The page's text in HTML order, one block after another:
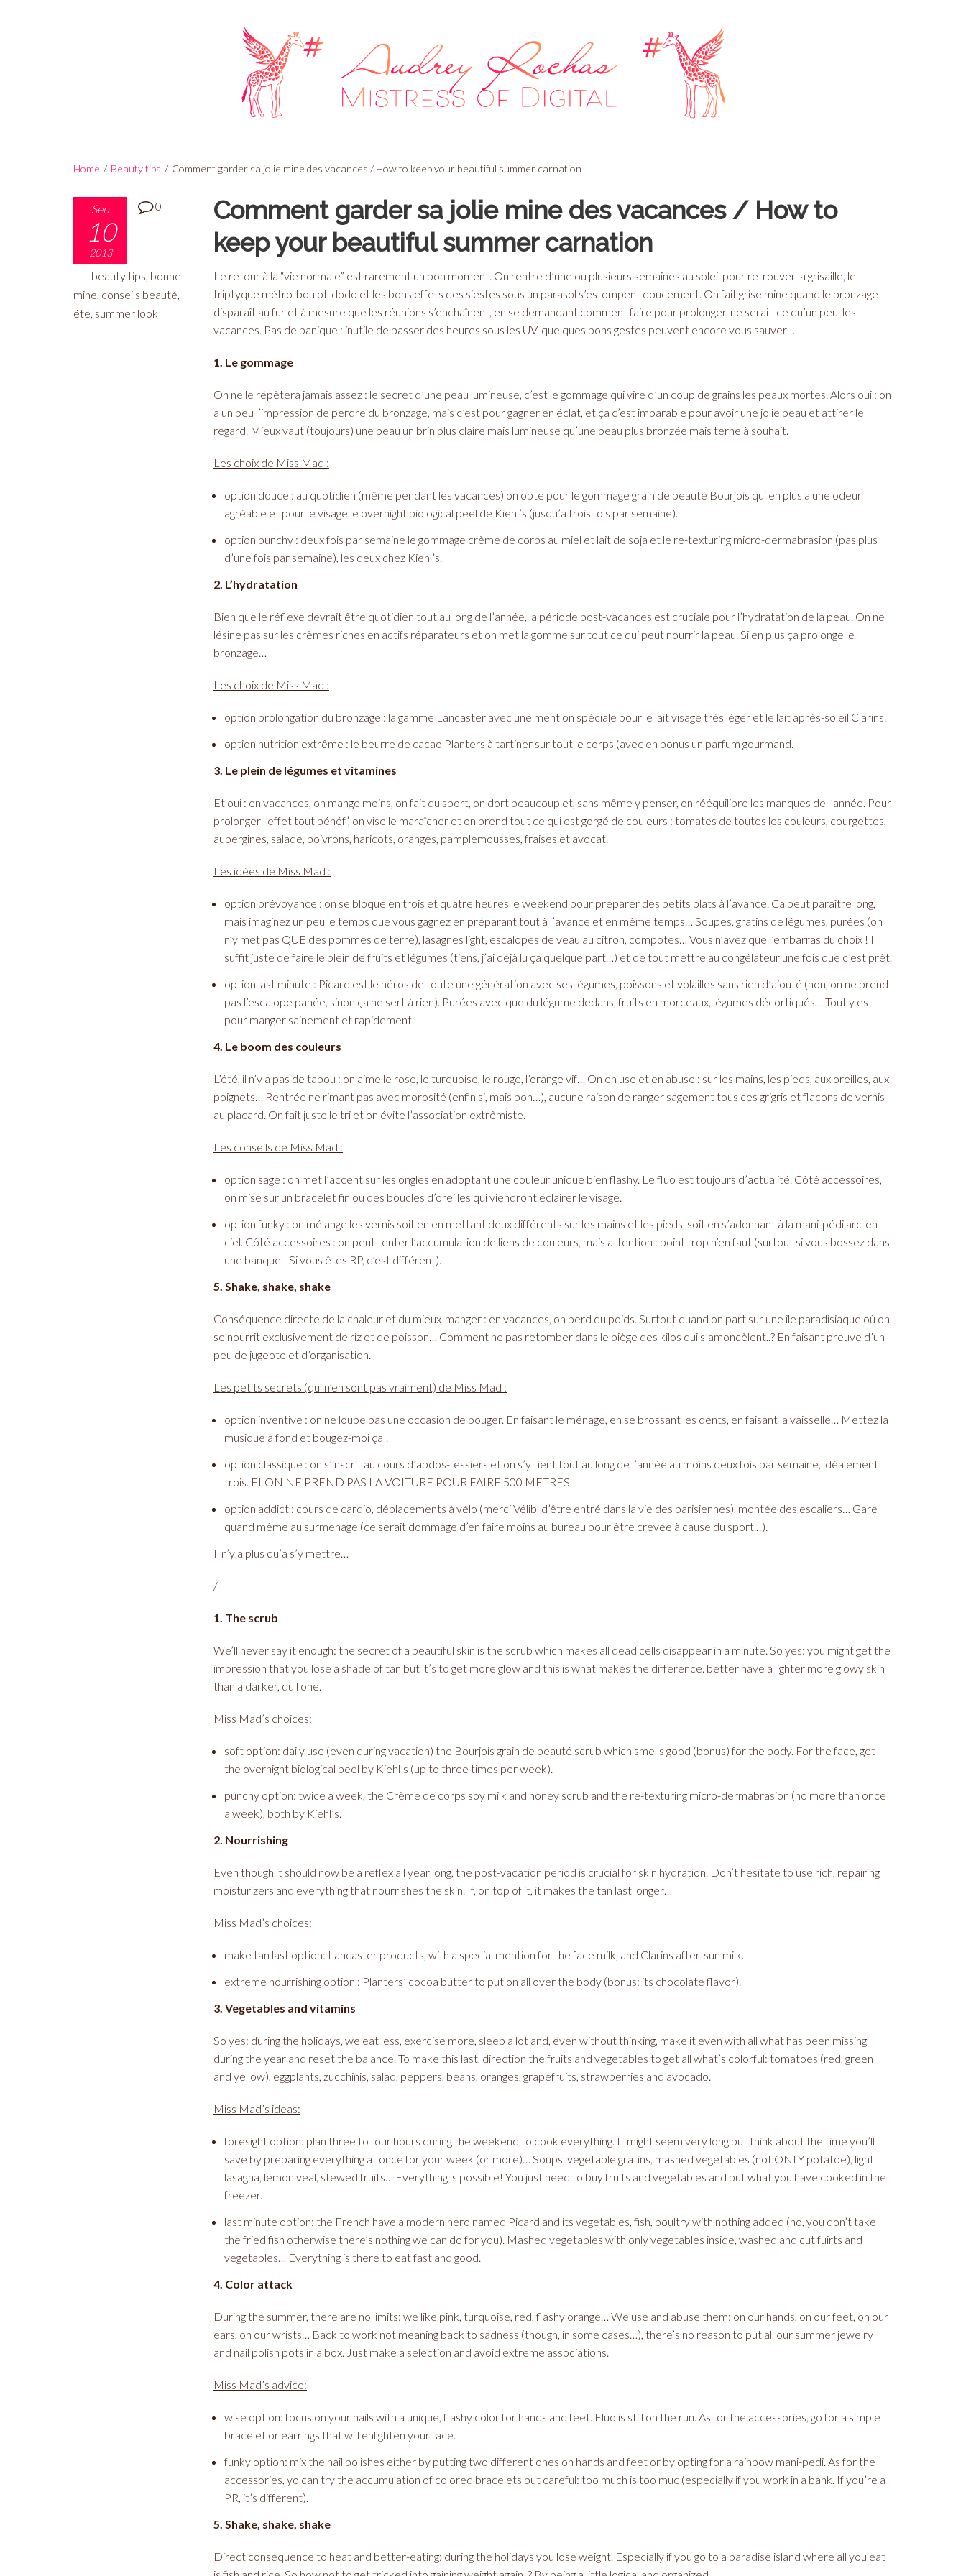
Home / Beauty tips / Comment garder sa jolie mine des vacances / How to keep your beautiful summer carnation
Sep
10
2013
0
beauty tips, bonne
mine, conseils beauté,
été, summer look
Comment garder sa jolie mine des vacances / How to
keep your beautiful summer carnation
Le retour à la “vie normale” est rarement un bon moment. On rentre d’une ou plusieurs semaines au soleil pour retrouver la grisaille, le
triptyque métro-boulot-dodo et les bons effets des siestes sous un parasol s’estompent doucement. On fait grise mine quand le bronzage
disparaît au fur et à mesure que les réunions s’enchaînent, en se demandant comment faire pour prolonger, ne serait-ce qu’un peu, les
vacances. Pas de panique : inutile de passer des heures sous les UV, quelques bons gestes peuvent encore vous sauver…
1. Le gommage
On ne le répètera jamais assez : le secret d’une peau lumineuse, c’est le gommage qui vire d’un coup de grains les peaux mortes. Alors oui : on
a un peu l’impression de perdre du bronzage, mais c’est pour gagner en éclat, et ça c’est imparable pour avoir une jolie peau et attirer le
regard. Mieux vaut (toujours) une peau un brin plus claire mais lumineuse qu’une peau plus bronzée mais terne à souhait.
Les choix de Miss Mad :
option douce : au quotidien (même pendant les vacances) on opte pour le gommage grain de beauté Bourjois qui en plus a une odeur
agréable et pour le visage le overnight biological peel de Kiehl’s (jusqu’à trois fois par semaine).
option punchy : deux fois par semaine le gommage crème de corps au miel et lait de soja et le re-texturing micro-dermabrasion (pas plus
d’une fois par semaine), les deux chez Kiehl’s.
2. L’hydratation
Bien que le réflexe devrait être quotidien tout au long de l’année, la période post-vacances est cruciale pour l’hydratation de la peau. On ne
lésine pas sur les crèmes riches en actifs réparateurs et on met la gomme sur tout ce qui peut nourrir la peau. Si en plus ça prolonge le
bronzage…
Les choix de Miss Mad :
option prolongation du bronzage : la gamme Lancaster avec une mention spéciale pour le lait visage très léger et le lait après-soleil Clarins.
option nutrition extrême : le beurre de cacao Planters à tartiner sur tout le corps (avec en bonus un parfum gourmand.
3. Le plein de légumes et vitamines
Et oui : en vacances, on mange moins, on fait du sport, on dort beaucoup et, sans même y penser, on rééquilibre les manques de l’année. Pour
prolonger l’effet tout bénéf’, on vise le maraîcher et on prend tout ce qui est gorgé de couleurs : tomates de toutes les couleurs, courgettes,
aubergines, salade, poivrons, haricots, oranges, pamplemousses, fraises et avocat.
Les idées de Miss Mad :
option prévoyance : on se bloque en trois et quatre heures le weekend pour préparer des petits plats à l’avance. Ca peut paraître long,
mais imaginez un peu le temps que vous gagnez en préparant tout à l’avance et en même temps… Soupes, gratins de légumes, purées (on
n’y met pas QUE des pommes de terre), lasagnes light, escalopes de veau au citron, compotes… Vous n’avez que l’embarras du choix ! Il
suffit juste de faire le plein de fruits et légumes (tiens, j’ai déjà lu ça quelque part…) et de tout mettre au congélateur une fois que c’est prêt.
option last minute : Picard est le héros de toute une génération avec ses légumes, poissons et volailles sans rien d’ajouté (non, on ne prend
pas l’escalope panée, sinon ça ne sert à rien). Purées avec que du légume dedans, fruits en morceaux, légumes décortiqués… Tout y est
pour manger sainement et rapidement.
4. Le boom des couleurs
L’été, il n’y a pas de tabou : on aime le rose, le turquoise, le rouge, l’orange vif… On en use et en abuse : sur les mains, les pieds, aux oreilles, aux
poignets… Rentrée ne rimant pas avec morosité (enfin si, mais bon…), aucune raison de ranger sagement tous ces grigris et flacons de vernis
au placard. On fait juste le tri et on évite l’association extrêmiste.
Les conseils de Miss Mad :
option sage : on met l’accent sur les ongles en adoptant une couleur unique bien flashy. Le fluo est toujours d’actualité. Côté accessoires,
on mise sur un bracelet fin ou des boucles d’oreilles qui viendront éclairer le visage.
option funky : on mélange les vernis soit en en mettant deux différents sur les mains et les pieds, soit en s’adonnant à la mani-pédi arc-en-
ciel. Côté accessoires : on peut tenter l’accumulation de liens de couleurs, mais attention : point trop n’en faut (surtout si vous bossez dans
une banque ! Si vous êtes RP, c’est différent).
5. Shake, shake, shake
Conséquence directe de la chaleur et du mieux-manger : en vacances, on perd du poids. Surtout quand on part sur une île paradisiaque où on
se nourrit exclusivement de riz et de poisson… Comment ne pas retomber dans le piège des kilos qui s’amoncèlent..? En faisant preuve d’un
peu de jugeote et d’organisation.
Les petits secrets (qui n’en sont pas vraiment) de Miss Mad :
option inventive : on ne loupe pas une occasion de bouger. En faisant le ménage, en se brossant les dents, en faisant la vaisselle… Mettez la
musique à fond et bougez-moi ça !
option classique : on s’inscrit au cours d’abdos-fessiers et on s’y tient tout au long de l’année au moins deux fois par semaine, idéalement
trois. Et ON NE PREND PAS LA VOITURE POUR FAIRE 500 METRES !
option addict : cours de cardio, déplacements à vélo (merci Vélib’ d’être entré dans la vie des parisiennes), montée des escaliers… Gare
quand même au surmenage (ce serait dommage d’en faire moins au bureau pour être crevée à cause du sport..!).
Il n’y a plus qu’à s’y mettre…
/
1. The scrub
We’ll never say it enough: the secret of a beautiful skin is the scrub which makes all dead cells disappear in a minute. So yes: you might get the
impression that you lose a shade of tan but it’s to get more glow and this is what makes the difference. better have a lighter more glowy skin
than a darker, dull one.
Miss Mad’s choices:
soft option: daily use (even during vacation) the Bourjois grain de beauté scrub which smells good (bonus) for the body. For the face, get
the overnight biological peel by Kiehl’s (up to three times per week).
punchy option: twice a week, the Crème de corps soy milk and honey scrub and the re-texturing micro-dermabrasion (no more than once
a week), both by Kiehl’s.
2. Nourrishing
Even though it should now be a reflex all year long, the post-vacation period is crucial for skin hydration. Don’t hesitate to use rich, repairing
moisturizers and everything that nourrishes the skin. If, on top of it, it makes the tan last longer…
Miss Mad’s choices:
make tan last option: Lancaster products, with a special mention for the face milk, and Clarins after-sun milk.
extreme nourrishing option : Planters’ cocoa butter to put on all over the body (bonus: its chocolate flavor).
3. Vegetables and vitamins
So yes: during the holidays, we eat less, exercise more, sleep a lot and, even without thinking, make it even with all what has been missing
during the year and reset the balance. To make this last, direction the fruits and vegetables to get all what’s colorful: tomatoes (red, green
and yellow), eggplants, zucchinis, salad, peppers, beans, oranges, grapefruits, strawberries and avocado.
Miss Mad’s ideas:
foresight option: plan three to four hours during the weekend to cook everything. It might seem very long but think about the time you’ll
save by preparing everything at once for your week (or more)… Soups, vegetable gratins, mashed vegetables (not ONLY potatoe), light
lasagna, lemon veal, stewed fruits… Everything is possible! You just need to buy fruits and vegetables and put what you have cooked in the
freezer.
last minute option: the French have a modern hero named Picard and its vegetables, fish, poultry with nothing added (no, you don’t take
the fried fish otherwise there’s nothing we can do for you). Mashed vegetables with only vegetables inside, washed and cut fuirts and
vegetables… Everything is there to eat fast and good.
4. Color attack
During the summer, there are no limits: we like pink, turquoise, red, flashy orange… We use and abuse them: on our hands, on our feet, on our
ears, on our wrists… Back to work not meaning back to sadness (though, in some cases…), there’s no reason to put all our summer jewelry
and nail polish pots in a box. Just make a selection and avoid extreme associations.
Miss Mad’s advice:
wise option: focus on your nails with a unique, flashy color for hands and feet. Fluo is still on the run. As for the accessories, go for a simple
bracelet or earrings that will enlighten your face.
funky option: mix the nail polishes either by putting two different ones on hands and feet or by opting for a rainbow mani-pedi. As for the
accessories, yo can try the accumulation of colored bracelets but careful: too much is too muc (especially if you work in a bank. If you’re a
PR, it’s different).
5. Shake, shake, shake
Direct consequence to heat and better-eating: during the holidays you lose weight. Especially if you go to a paradise island where all you eat